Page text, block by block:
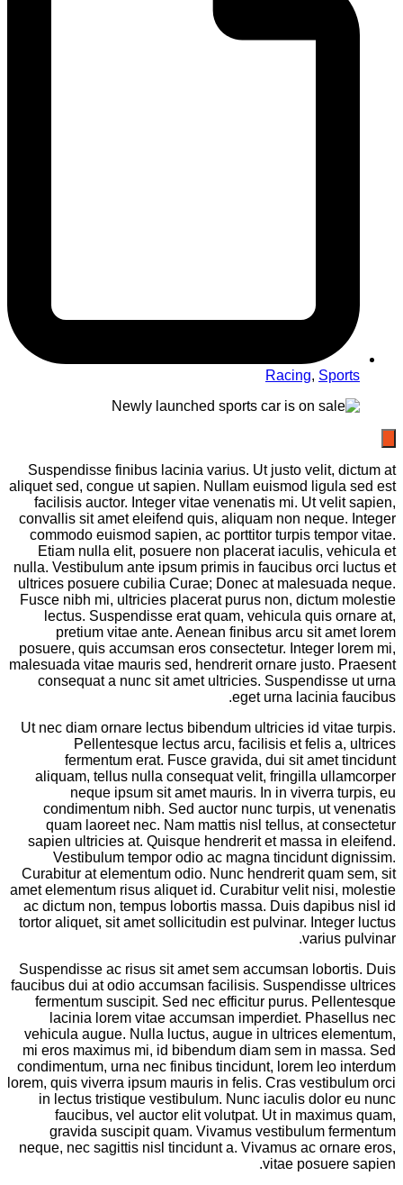
Racing, Sports
Suspendisse finibus lacinia varius. Ut justo velit, dictum at
aliquet sed, congue ut sapien. Nullam euismod ligula sed est
facilisis auctor. Integer vitae venenatis mi. Ut velit sapien,
convallis sit amet eleifend quis, aliquam non neque. Integer
commodo euismod sapien, ac porttitor turpis tempor vitae.
Etiam nulla elit, posuere non placerat iaculis, vehicula et
nulla. Vestibulum ante ipsum primis in faucibus orci luctus et
ultrices posuere cubilia Curae; Donec at malesuada neque.
Fusce nibh mi, ultricies placerat purus non, dictum molestie
lectus. Suspendisse erat quam, vehicula quis ornare at,
pretium vitae ante. Aenean finibus arcu sit amet lorem
posuere, quis accumsan eros consectetur. Integer lorem mi,
malesuada vitae mauris sed, hendrerit ornare justo. Praesent
consequat a nunc sit amet ultricies. Suspendisse ut urna
eget urna lacinia faucibus.
Ut nec diam ornare lectus bibendum ultricies id vitae turpis.
Pellentesque lectus arcu, facilisis et felis a, ultrices
fermentum erat. Fusce gravida, dui sit amet tincidunt
aliquam, tellus nulla consequat velit, fringilla ullamcorper
neque ipsum sit amet mauris. In in viverra turpis, eu
condimentum nibh. Sed auctor nunc turpis, ut venenatis
quam laoreet nec. Nam mattis nisl tellus, at consectetur
sapien ultricies at. Quisque hendrerit et massa in eleifend.
Vestibulum tempor odio ac magna tincidunt dignissim.
Curabitur at elementum odio. Nunc hendrerit quam sem, sit
amet elementum risus aliquet id. Curabitur velit nisi, molestie
ac dictum non, tempus lobortis massa. Duis dapibus nisl id
tortor aliquet, sit amet sollicitudin est pulvinar. Integer luctus
varius pulvinar.
Suspendisse ac risus sit amet sem accumsan lobortis. Duis
faucibus dui at odio accumsan facilisis. Suspendisse ultrices
fermentum suscipit. Sed nec efficitur purus. Pellentesque
lacinia lorem vitae accumsan imperdiet. Phasellus nec
vehicula augue. Nulla luctus, augue in ultrices elementum,
mi eros maximus mi, id bibendum diam sem in massa. Sed
condimentum, urna nec finibus tincidunt, lorem leo interdum
lorem, quis viverra ipsum mauris in felis. Cras vestibulum orci
in lectus tristique vestibulum. Nunc iaculis dolor eu nunc
faucibus, vel auctor elit volutpat. Ut in maximus quam,
gravida suscipit quam. Vivamus vestibulum fermentum
neque, nec sagittis nisl tincidunt a. Vivamus ac ornare eros,
vitae posuere sapien.